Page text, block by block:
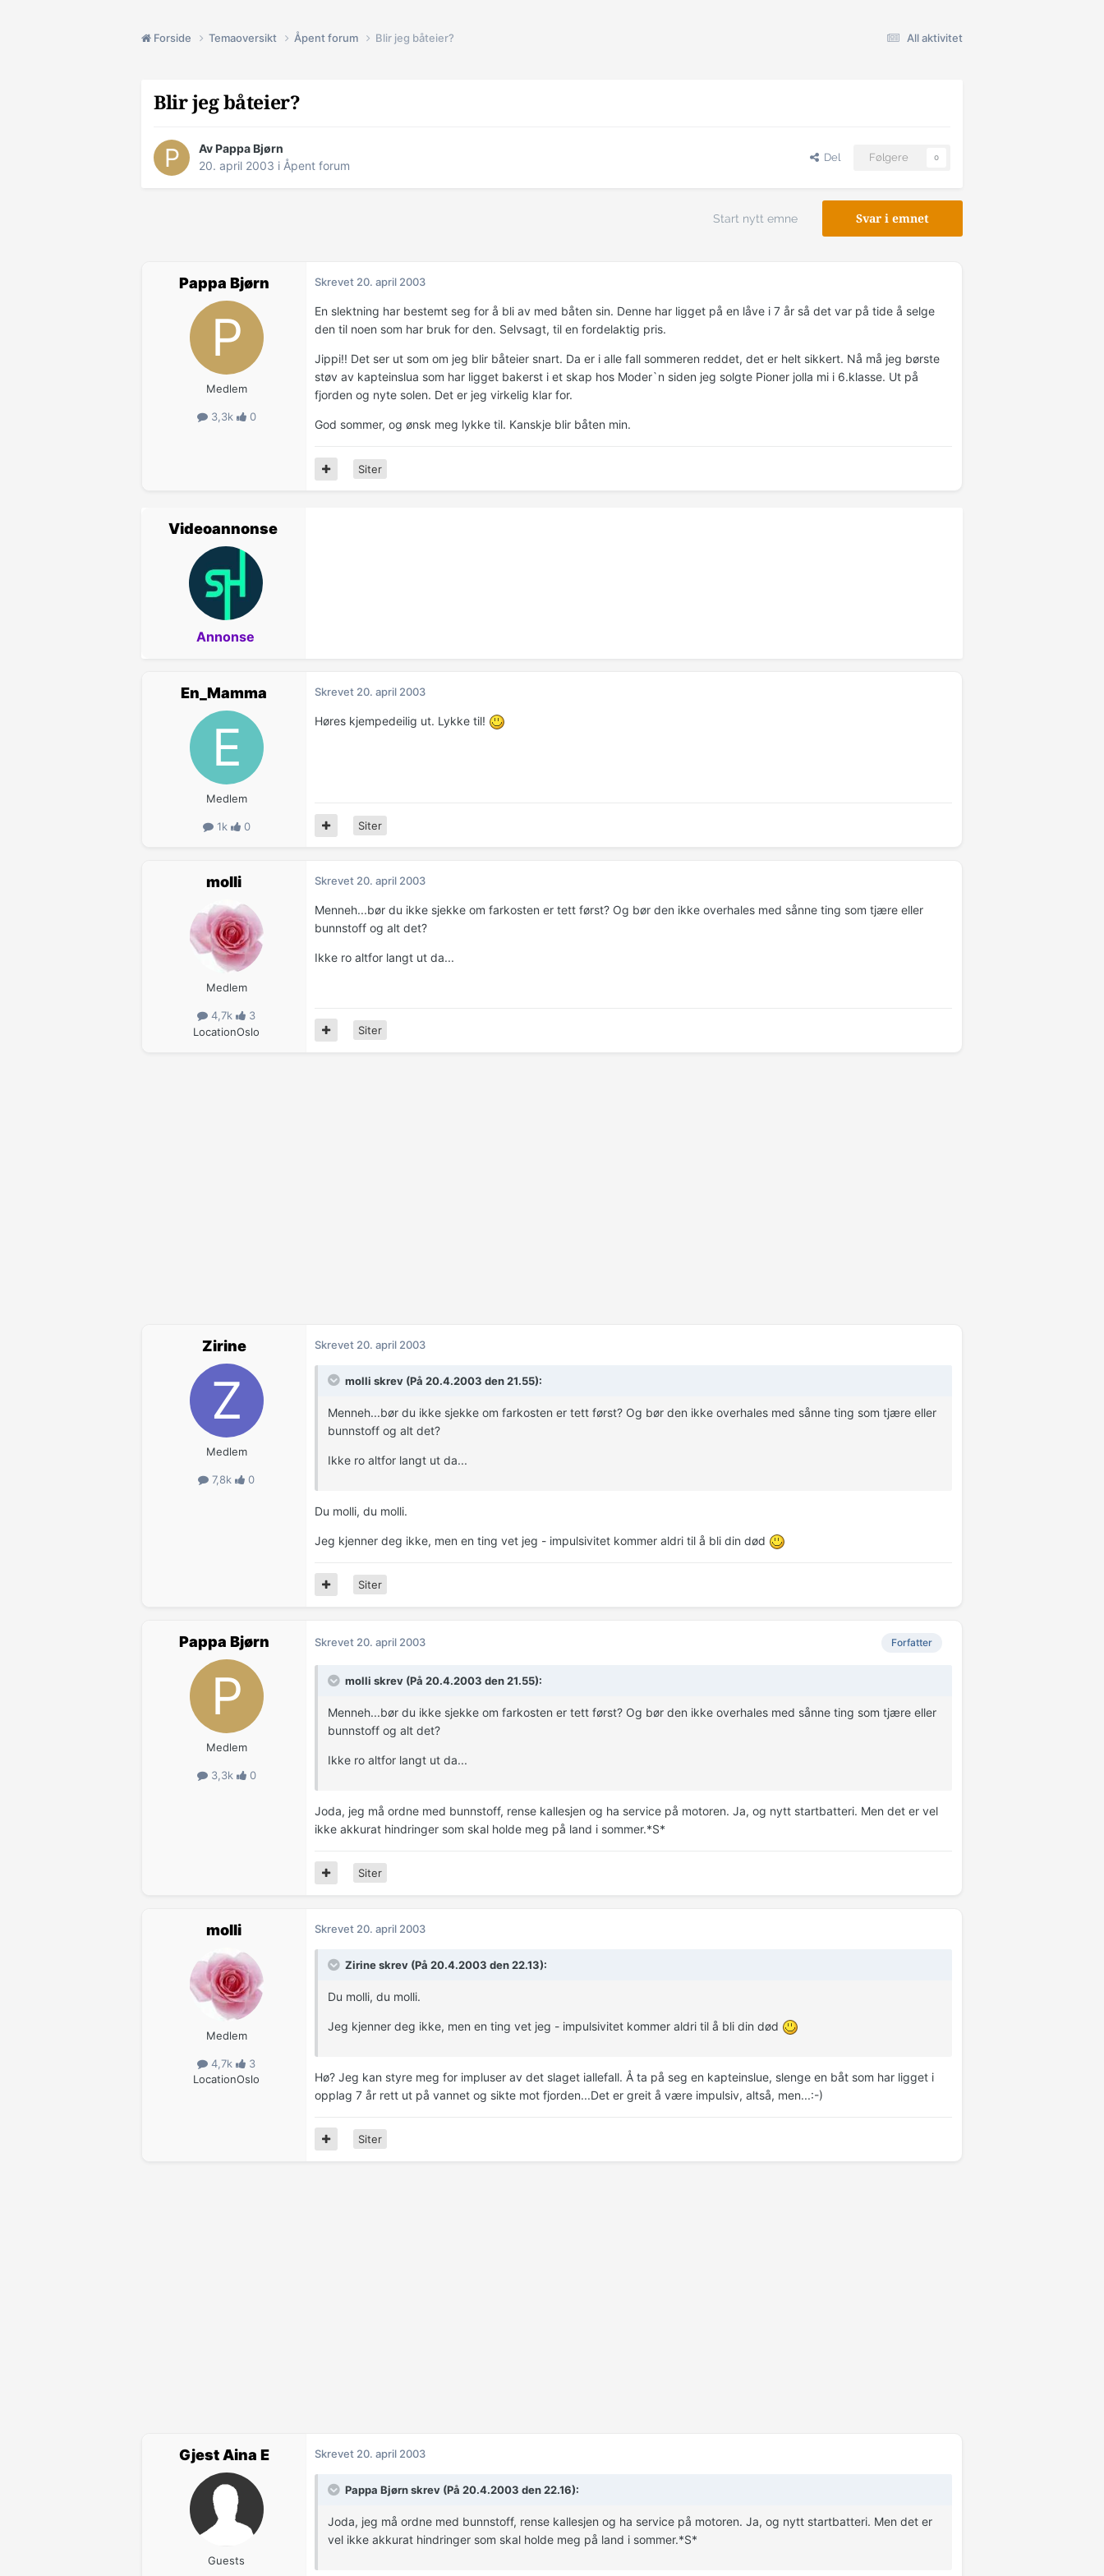
All aktivitet
Forside Temaoversikt Åpent forum Blir jeg båteier?
Blir jeg båteier?
Av Pappa Bjørn
20. april 2003 i Åpent forum
Del Følgere 0
Svar i emnet
Start nytt emne
Pappa Bjørn
Medlem
3,3k 0
Skrevet 20. april 2003
En slektning har bestemt seg for å bli av med båten sin. Denne har ligget på en låve i 7 år så det var på tide å selge
den til noen som har bruk for den. Selvsagt, til en fordelaktig pris.
Jippi!! Det ser ut som om jeg blir båteier snart. Da er i alle fall sommeren reddet, det er helt sikkert. Nå må jeg børste
støv av kapteinslua som har ligget bakerst i et skap hos Moder`n siden jeg solgte Pioner jolla mi i 6.klasse. Ut på
fjorden og nyte solen. Det er jeg virkelig klar for.
God sommer, og ønsk meg lykke til. Kanskje blir båten min.
Siter
Videoannonse
Annonse
En_Mamma
Medlem
1k 0
Skrevet 20. april 2003
Høres kjempedeilig ut. Lykke til!
Siter
molli
Medlem
4,7k
3
LocationOslo
Skrevet 20. april 2003
Menneh...bør du ikke sjekke om farkosten er tett først? Og bør den ikke overhales med sånne ting som tjære eller
bunnstoff og alt det?
Ikke ro altfor langt ut da...
Siter
Zirine
Medlem
7,8k 0
Skrevet 20. april 2003
molli skrev (På 20.4.2003 den 21.55):
Menneh...bør du ikke sjekke om farkosten er tett først? Og bør den ikke overhales med sånne ting som tjære eller
bunnstoff og alt det?
Ikke ro altfor langt ut da...
Du molli, du molli.
Jeg kjenner deg ikke, men en ting vet jeg - impulsivitet kommer aldri til å bli din død
Siter
Pappa Bjørn
Medlem
3,3k 0
Forfatter
Skrevet 20. april 2003
molli skrev (På 20.4.2003 den 21.55):
Menneh...bør du ikke sjekke om farkosten er tett først? Og bør den ikke overhales med sånne ting som tjære eller
bunnstoff og alt det?
Ikke ro altfor langt ut da...
Joda, jeg må ordne med bunnstoff, rense kallesjen og ha service på motoren. Ja, og nytt startbatteri. Men det er vel
ikke akkurat hindringer som skal holde meg på land i sommer.*S*
Siter
molli
Medlem
4,7k
3
LocationOslo
Skrevet 20. april 2003
Zirine skrev (På 20.4.2003 den 22.13):
Du molli, du molli.
Jeg kjenner deg ikke, men en ting vet jeg - impulsivitet kommer aldri til å bli din død
Hø? Jeg kan styre meg for impluser av det slaget iallefall. Å ta på seg en kapteinslue, slenge en båt som har ligget i
opplag 7 år rett ut på vannet og sikte mot fjorden...Det er greit å være impulsiv, altså, men...:-)
Siter
Gjest Aina E
Guests
Skrevet 20. april 2003
Pappa Bjørn skrev (På 20.4.2003 den 22.16):
Joda, jeg må ordne med bunnstoff, rense kallesjen og ha service på motoren. Ja, og nytt startbatteri. Men det er
vel ikke akkurat hindringer som skal holde meg på land i sommer.*S*